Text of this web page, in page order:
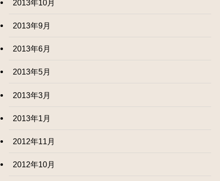
2013年10月
2013年9月
2013年6月
2013年5月
2013年3月
2013年1月
2012年11月
2012年10月